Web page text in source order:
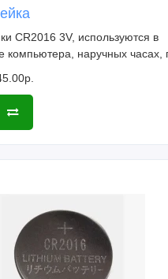
CR2016 3V, используются в
компьютера, наручных часах,